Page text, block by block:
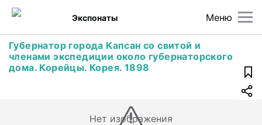
Меню
Экспонаты
Губернатор города Капсан со свитой и
членами экспедиции около губернаторского
дома. Корейцы. Корея. 1898
Нет изображения